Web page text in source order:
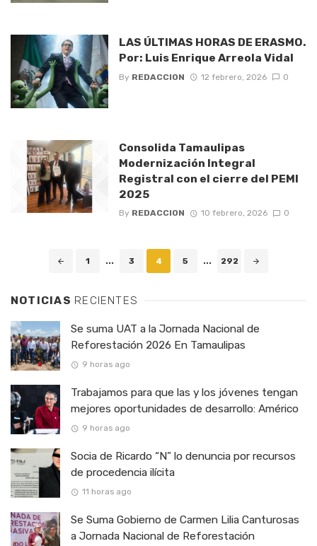
LAS ÚLTIMAS HORAS DE ERASMO.
Por: Luis Enrique Arreola Vidal
By REDACCION 12 febrero, 2026 0
Consolida Tamaulipas
Modernización Integral
Registral con el cierre del PEMI
2025
By REDACCION 10 febrero, 2026 0
1 ... 3 4 5 ... 292
NOTICIAS RECIENTES
Se suma UAT a la Jornada Nacional de
Reforestación 2026 En Tamaulipas
9 horas ago
Trabajamos para que las y los jóvenes tengan
mejores oportunidades de desarrollo: Américo
9 horas ago
Socia de Ricardo “N” lo denuncia por recursos
de procedencia ilícita
11 horas ago
Se Suma Gobierno de Carmen Lilia Canturosas
a Jornada Nacional de Reforestación